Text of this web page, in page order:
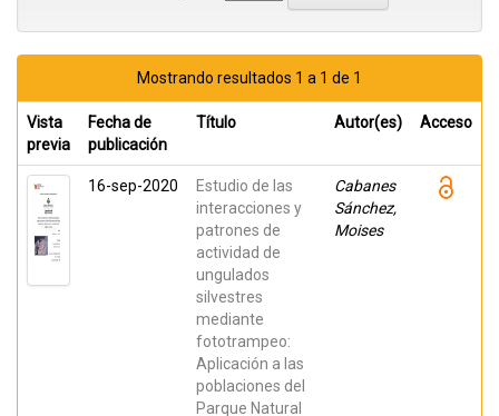
Mostrando resultados 1 a 1 de 1
Vista
previa
Fecha de
publicación
Título Autor(es) Acceso
16-sep-2020
Estudio de las
interacciones y
patrones de
actividad de
ungulados
silvestres
mediante
fototrampeo:
Aplicación a las
poblaciones del
Parque Natural
Cabanes
Sánchez,
Moises